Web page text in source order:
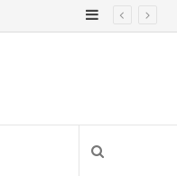
إضافة
بحث